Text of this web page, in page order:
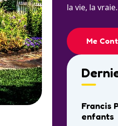
la vie, la vraie.
Me
Francis
enfants